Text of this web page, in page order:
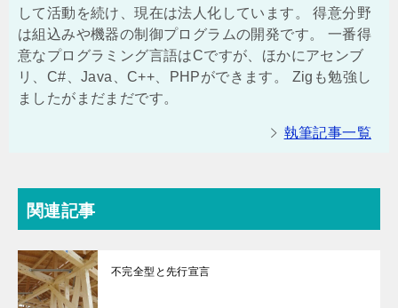
して活動を続け、現在は法人化しています。 得意分野
は組込みや機器の制御プログラムの開発です。 一番得
意なプログラミング言語はCですが、ほかにアセンブ
リ、C#、Java、C++、PHPができます。 Zigも勉強し
ましたがまだまだです。
執筆記事一覧
関連記事
不完全型と先行宣言